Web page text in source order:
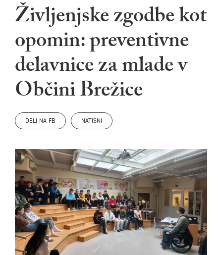
Življenjske zgodbe kot
opomin: preventivne
delavnice za mlade v
Občini Brežice
DELI NA FB NATISNI